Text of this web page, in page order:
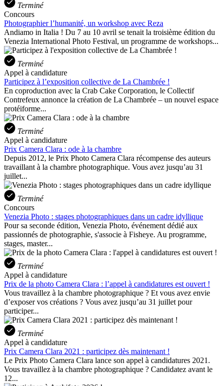
Terminé
Concours
Photographier l’humanité, un workshop avec Reza
Andiamo in Italia ! Du 7 au 10 avril se tenait la troisième édition du
Venezia International Photo Festival, un programme de workshops...
Terminé
Appel à candidature
Participez à l’exposition collective de La Chambrée !
En coproduction avec la Crab Cake Corporation, le Collectif
Contrefeux annonce la création de La Chambrée – un nouvel espace
protéiforme...
Terminé
Appel à candidature
Prix Camera Clara : ode à la chambre
Depuis 2012, le Prix Photo Camera Clara récompense des auteurs
travaillant à la chambre photographique. Vous avez jusqu’au 31
juillet...
Terminé
Concours
Venezia Photo : stages photographiques dans un cadre idyllique
Pour sa seconde édition, Venezia Photo, événement dédié aux
passionnés de photographie, s'associe à Fisheye. Au programme,
stages, master...
Terminé
Appel à candidature
Prix de la photo Camera Clara : l’appel à candidatures est ouvert !
Vous travaillez à la chambre photographique ? Et vous avez envie
d’exposer vos créations ? Vous avez jusqu’au 31 juillet pour
participer...
Terminé
Appel à candidature
Prix Camera Clara 2021 : participez dès maintenant !
Le Prix Photo Camera Clara lance son appel à candidatures 2021.
Vous travaillez à la chambre photographique ? Candidatez avant le
12...